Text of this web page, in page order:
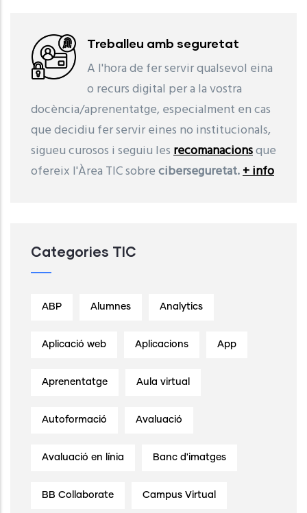
Treballeu amb seguretat
A l'hora de fer servir qualsevol eina
o recurs digital per a la vostra
docència/aprenentatge, especialment en cas
que decidiu fer servir eines no institucionals,
sigueu curosos i seguiu lesrecomanacionsque
ofereix l'Àrea TIC sobreciberseguretat.+ info
Categories TIC
ABP Alumnes Analytics
Aplicació web Aplicacions App
Aprenentatge Aula virtual
Autoformació Avaluació
Avaluació en línia Banc d'imatges
BB Collaborate Campus Virtual